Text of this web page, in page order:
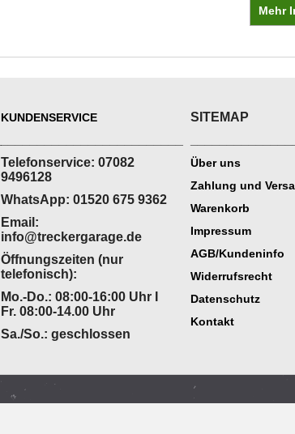
Mehr
KUNDENSERVICE
Telefonservice: 07082
9496128
WhatsApp: 01520 675 9362
Email:
info@treckergarage.de
Öffnungszeiten (nur
telefonisch):
Mo.-Do.: 08:00-16:00 Uhr I
Fr. 08:00-14.00 Uhr
Sa./So.: geschlossen
SITEMAP
Über uns
Zahlung und
Warenkorb
Impressum
AGB/Kundeninfo
Widerrufsrecht
Datenschutz
Kontakt